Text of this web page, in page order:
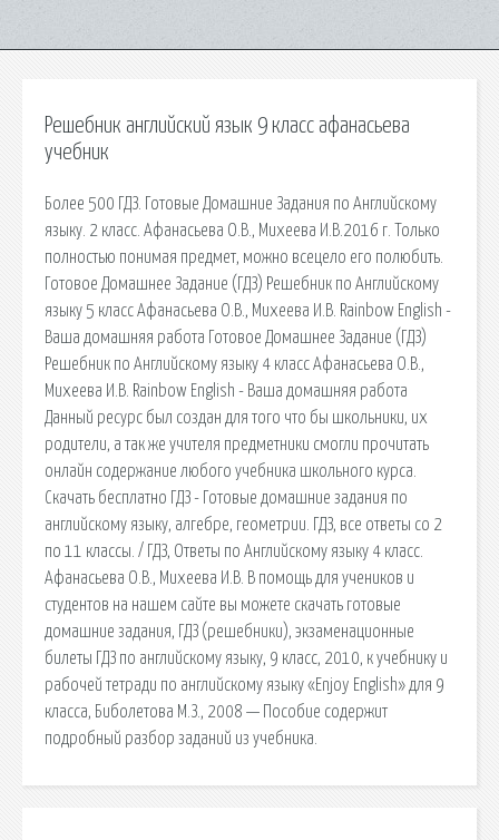
Решебник английский язык 9 класс афанасьева
учебник
Более 500 ГДЗ. Готовые Домашние Задания по Английскому
языку. 2 класс. Афанасьева О.В., Михеева И.В.2016 г. Только
полностью понимая предмет, можно всецело его полюбить.
Готовое Домашнее Задание (ГДЗ) Решебник по Английскому
языку 5 класс Афанасьева О.В., Михеева И.В. Rainbow English -
Ваша домашняя работа Готовое Домашнее Задание (ГДЗ)
Решебник по Английскому языку 4 класс Афанасьева О.В.,
Михеева И.В. Rainbow English - Ваша домашняя работа
Данный ресурс был создан для того что бы школьники, их
родители, а так же учителя предметники смогли прочитать
онлайн содержание любого учебника школьного курса.
Скачать бесплатно ГДЗ - Готовые домашние задания по
английскому языку, алгебре, геометрии. ГДЗ, все ответы со 2
по 11 классы. / ГДЗ, Ответы по Английскому языку 4 класс.
Афанасьева О.В., Михеева И.В. В помощь для учеников и
студентов на нашем сайте вы можете скачать готовые
домашние задания, ГДЗ (решебники), экзаменационные
билеты ГДЗ по английскому языку, 9 класс, 2010, к учебнику и
рабочей тетради по английскому языку «Enjoy English» для 9
класса, Биболетова М.З., 2008 — Пособие содержит
подробный разбор заданий из учебника.